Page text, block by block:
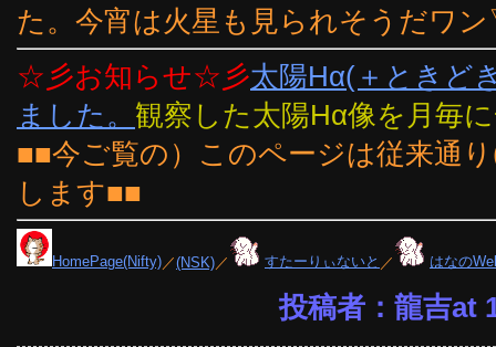
た。今宵は火星も見られそうだワ
☆彡お知らせ☆彡太陽Hα(＋ときど
ました。 観察した太陽Hα像を月毎
■■今ご覧の）このページは従来通
します■■
HomePage(Nifty) ／(NSK) ／ すたーりぃないと ／ はなの
投稿者：龍吉at